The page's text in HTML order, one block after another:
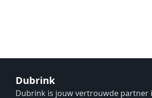
Dubrink
Dubrink is jouw vertrouwde partner